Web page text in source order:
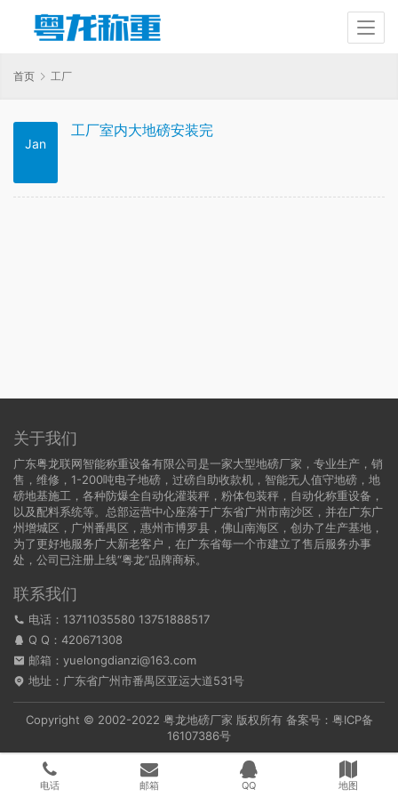
首页 工厂
Jan
工厂室内大地磅安装完
关于我们
广东粤龙联网智能称重设备有限公司是一家大型地磅厂家，专业生产，销
售，维修，1-200吨电子地磅，过磅自助收款机，智能无人值守地磅，地
磅地基施工，各种防爆全自动化灌装秤，粉体包装秤，自动化称重设备，
以及配料系统等。总部运营中心座落于广东省广州市南沙区，并在广东广
州增城区，广州番禺区，惠州市博罗县，佛山南海区，创办了生产基地，
为了更好地服务广大新老客户，在广东省每一个市建立了售后服务办事
处，公司已注册上线“粤龙”品牌商标。
联系我们
电话：13711035580 13751888517
Q Q： 420671308
邮箱：yuelongdianzi@163.com
地址：广东省广州市番禺区亚运大道531号
Copyright © 2002-2022 粤龙地磅厂家 版权所有 备案号： 粤ICP备
16107386号
电话 邮箱 QQ 地图